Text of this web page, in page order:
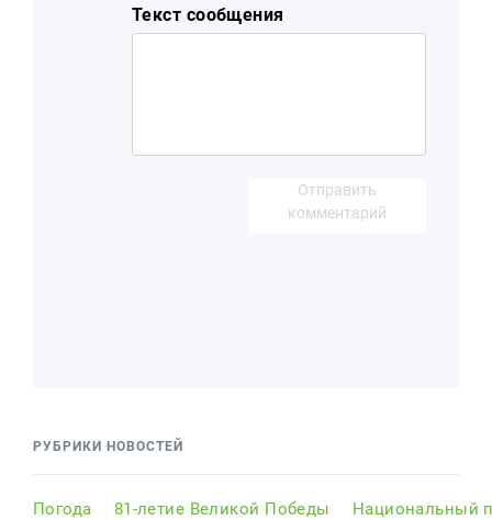
Текст сообщения
Отправить
комментарий
РУБРИКИ НОВОСТЕЙ
Погода 81-летие Великой Победы Национальный